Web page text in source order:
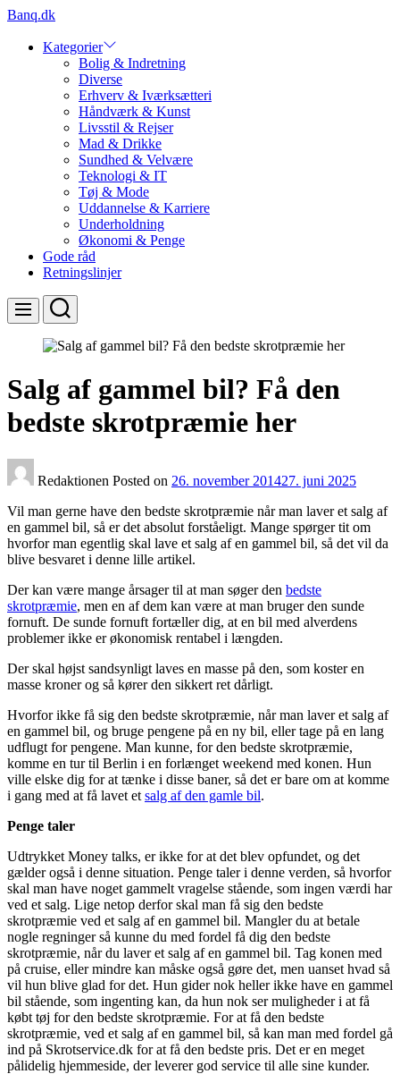
Skip
content
Banq.dk
Kategorier
Bolig & Indretning
Diverse
Erhverv & Iværksætteri
Håndværk & Kunst
Livsstil & Rejser
Mad & Drikke
Sundhed & Velvære
Teknologi & IT
Tøj & Mode
Uddannelse & Karriere
Underholdning
Økonomi & Penge
Gode råd
Retningslinjer
Menu Search
Salg af gammel bil? Få den
bedste skrotpræmie her
Redaktionen Posted on 26. november 201427. juni 2025
Vil man gerne have den bedste skrotpræmie når man laver et salg af
en gammel bil, så er det absolut forståeligt. Mange spørger tit om
hvorfor man egentlig skal lave et salg af en gammel bil, så det vil da
blive besvaret i denne lille artikel.
Der kan være mange årsager til at man søger den bedste
skrotpræmie, men en af dem kan være at man bruger den sunde
fornuft. De sunde fornuft fortæller dig, at en bil med alverdens
problemer ikke er økonomisk rentabel i længden.
Der skal højst sandsynligt laves en masse på den, som koster en
masse kroner og så kører den sikkert ret dårligt.
Hvorfor ikke få sig den bedste skrotpræmie, når man laver et salg af
en gammel bil, og bruge pengene på en ny bil, eller tage på en lang
udflugt for pengene. Man kunne, for den bedste skrotpræmie,
komme en tur til Berlin i en forlænget weekend med konen. Hun
ville elske dig for at tænke i disse baner, så det er bare om at komme
i gang med at få lavet et salg af den gamle bil.
Penge taler
Udtrykket Money talks, er ikke for at det blev opfundet, og det
gælder også i denne situation. Penge taler i denne verden, så hvorfor
skal man have noget gammelt vragelse stående, som ingen værdi har
ved et salg. Lige netop derfor skal man få sig den bedste
skrotpræmie ved et salg af en gammel bil. Mangler du at betale
nogle regninger så kunne du med fordel få dig den bedste
skrotpræmie, når du laver et salg af en gammel bil. Tag konen med
på cruise, eller mindre kan måske også gøre det, men uanset hvad så
vil hun blive glad for det. Hun gider nok heller ikke have en gammel
bil stående, som ingenting kan, da hun nok ser muligheder i at få
købt tøj for den bedste skrotpræmie. For at få den bedste
skrotpræmie, ved et salg af en gammel bil, så kan man med fordel gå
ind på Skrotservice.dk for at få den bedste pris. Det er en meget
pålidelig hjemmeside, der leverer god service til alle sine kunder.